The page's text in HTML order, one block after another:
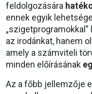
feldolgozására
ennek egyik
az irodánkat, hanem
amely a számviteli
minden előírásának
Az a főbb jellemzője